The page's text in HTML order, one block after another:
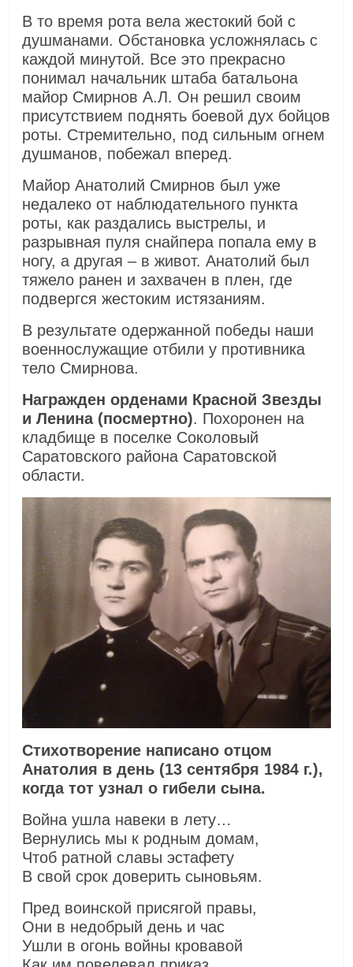
В то время рота вела жестокий бой с
душманами. Обстановка усложнялась с
каждой минутой. Все это прекрасно
понимал начальник штаба батальона
майор Смирнов А.Л. Он решил своим
присутствием поднять боевой дух бойцов
роты. Стремительно, под сильным огнем
душманов, побежал вперед.
Майор Анатолий Смирнов был уже
недалеко от наблюдательного пункта
роты, как раздались выстрелы, и
разрывная пуля снайпера попала ему в
ногу, а другая – в живот. Анатолий был
тяжело ранен и захвачен в плен, где
подвергся жестоким истязаниям.
В результате одержанной победы наши
военнослужащие отбили у противника
тело Смирнова.
Награжден орденами Красной Звезды
и Ленина (посмертно). Похоронен на
кладбище в поселке Соколовый
Саратовского района Саратовской
области.
Стихотворение написано отцом
Анатолия в день (13 сентября 1984 г.),
когда тот узнал о гибели сына.
Война ушла навеки в лету…
Вернулись мы к родным домам,
Чтоб ратной славы эстафету
В свой срок доверить сыновьям.
Пред воинской присягой правы,
Они в недобрый день и час
Ушли в огонь войны кровавой